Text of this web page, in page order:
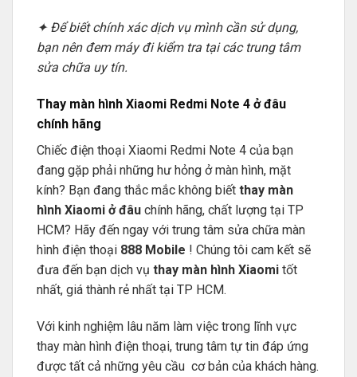
✦ Để biết chính xác dịch vụ mình cần sử dụng,
bạn nên đem máy đi kiểm tra tại các trung tâm
sửa chữa uy tín.
Thay màn hình Xiaomi Redmi Note 4 ở đâu
chính hãng
Chiếc điện thoại Xiaomi Redmi Note 4 của bạn
đang gặp phải những hư hỏng ở màn hình, mặt
kính? Bạn đang thắc mắc không biết thay màn
hình Xiaomi ở đâu chính hãng, chất lượng tại TP
HCM? Hãy đến ngay với trung tâm sửa chữa màn
hình điện thoại 888 Mobile ! Chúng tôi cam kết sẽ
đưa đến bạn dịch vụ thay màn hình Xiaomi tốt
nhất, giá thành rẻ nhất tại TP HCM.
Với kinh nghiệm lâu năm làm việc trong lĩnh vực
thay màn hình điện thoại, trung tâm tự tin đáp ứng
được tất cả những yêu cầu cơ bản của khách hàng.